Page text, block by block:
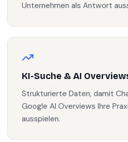
Unternehmen als Antwort
KI-Suche & AI
Strukturierte Daten, damit
Google AI Overviews Ihre
ausspielen.